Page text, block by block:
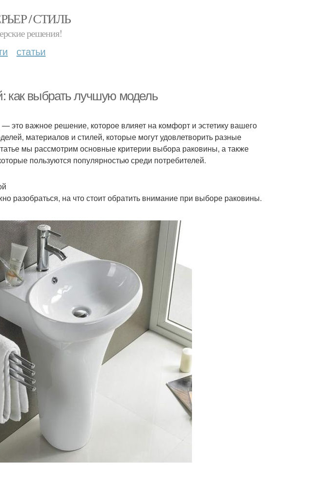
/ СТИЛЬ
решения!
статьи
как выбрать лучшую модель
это важное решение, которое влияет на комфорт и эстетику вашего
материалов и стилей, которые могут удовлетворить разные
мы рассмотрим основные критерии выбора раковины, а также
пользуются популярностью среди потребителей.
разобраться, на что стоит обратить внимание при выборе раковины.